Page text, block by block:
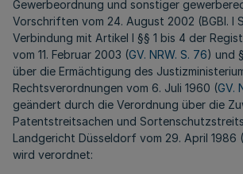
Gewerbeordnung und sonstiger
Vorschriften vom 24. August 2002 (BGBl. I
Verbindung mit Artikel I §§ 1 bis 4 der
vom 11. Februar 2003 (GV. NRW. S. 76) und
über die Ermächtigung des
Rechtsverordnungen vom 6. Juli 1960 (GV.
geändert durch die Verordnung über die
Patentstreitsachen und
Landgericht Düsseldorf vom 29. April 1986 (
wird verordnet: